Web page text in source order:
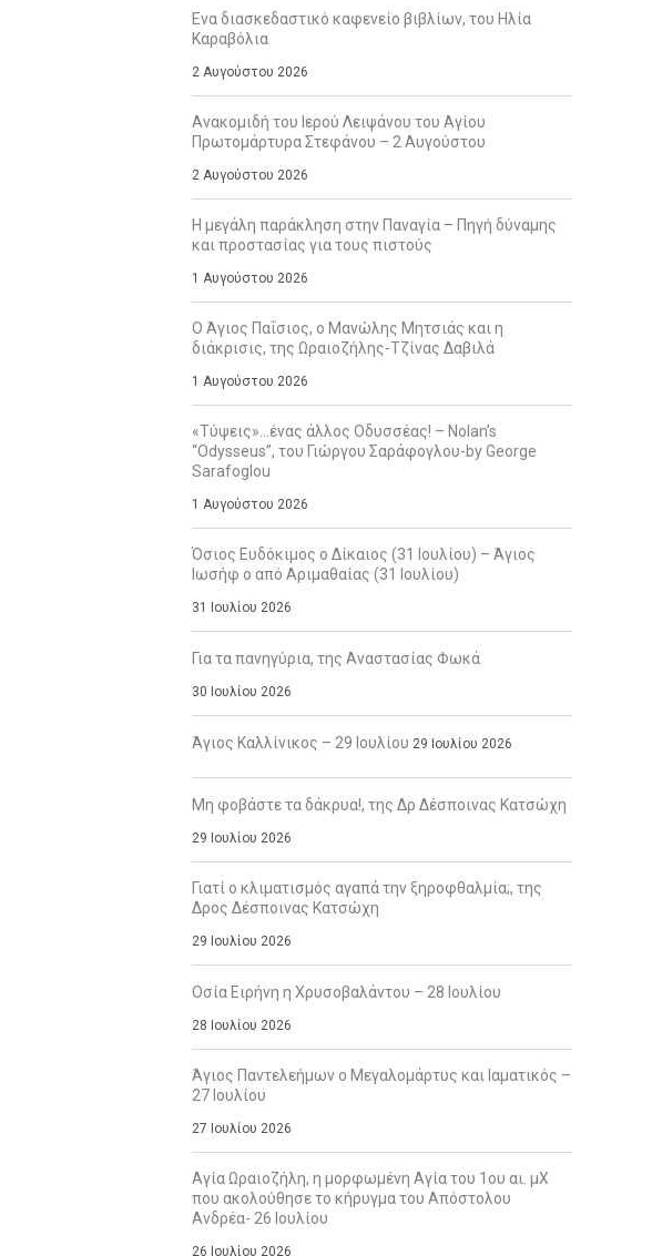
Ενα διασκεδαστικό καφενείο βιβλίων, του Ηλία
Καραβόλια
2 Αυγούστου 2026
Ανακομιδή του Ιερού Λειψάνου του Αγίου
Πρωτομάρτυρα Στεφάνου – 2 Αυγούστου
2 Αυγούστου 2026
Η μεγάλη παράκληση στην Παναγία – Πηγή δύναμης
και προστασίας για τους πιστούς
1 Αυγούστου 2026
Ο Άγιος Παΐσιος, ο Μανώλης Μητσιάς και η
διάκρισις, της Ωραιοζήλης-Τζίνας Δαβιλά
1 Αυγούστου 2026
«Τύψεις»…ένας άλλος Οδυσσέας! – Nolan’s
“Odysseus”, του Γιώργου Σαράφογλου-by George
Sarafoglou
1 Αυγούστου 2026
Όσιος Ευδόκιμος ο Δίκαιος (31 Ιουλίου) – Άγιος
Ιωσήφ ο από Αριμαθαίας (31 Ιουλίου)
31 Ιουλίου 2026
Για τα πανηγύρια, της Αναστασίας Φωκά
30 Ιουλίου 2026
Άγιος Καλλίνικος – 29 Ιουλίου 29 Ιουλίου 2026
Μη φοβάστε τα δάκρυα!, της Δρ Δέσποινας Κατσώχη
29 Ιουλίου 2026
Γιατί ο κλιματισμός αγαπά την ξηροφθαλμία;, της
Δρος Δέσποινας Κατσώχη
29 Ιουλίου 2026
Οσία Ειρήνη η Χρυσοβαλάντου – 28 Ιουλίου
28 Ιουλίου 2026
Άγιος Παντελεήμων ο Μεγαλομάρτυς και Ιαματικός –
27 Ιουλίου
27 Ιουλίου 2026
Αγία Ωραιοζήλη, η μορφωμένη Αγία του 1ου αι. μΧ
που ακολούθησε το κήρυγμα του Απόστολου
Ανδρέα- 26 Ιουλίου
26 Ιουλίου 2026